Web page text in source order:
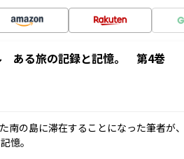
ある旅の記録と記憶。 第4巻
南の島に滞在することになった筆者が
憶。